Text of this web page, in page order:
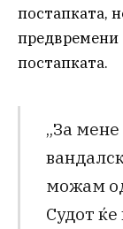
постапката,
предвремени
постапката.
„За
можам
Судот